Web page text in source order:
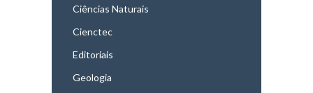
Ciências Naturais
Cienctec
Editoriais
Geologia